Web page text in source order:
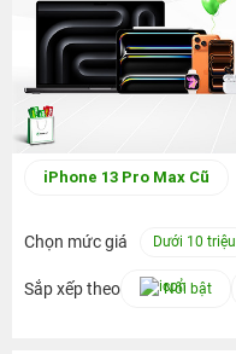
iPhone 13 Pro Max Cũ
Chọn mức giá Dưới 10 triệu
Sắp xếp theo Nổi bật